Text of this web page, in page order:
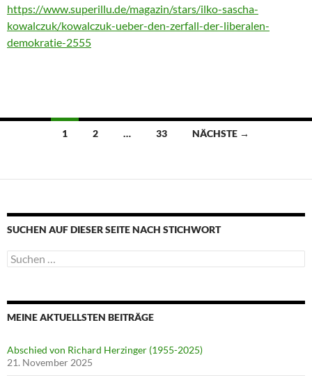
https://www.superillu.de/magazin/stars/ilko-sascha-
kowalczuk/kowalczuk-ueber-den-zerfall-der-liberalen-
demokratie-2555
Beitragsnavigation
1 2 … 33 NÄCHSTE →
SUCHEN AUF DIESER SEITE NACH STICHWORT
Suche
nach:
MEINE AKTUELLSTEN BEITRÄGE
Abschied von Richard Herzinger (1955-2025)
21. November 2025